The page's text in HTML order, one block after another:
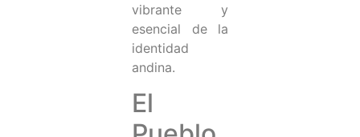
vibrante y
esencial de la
identidad
andina.
El